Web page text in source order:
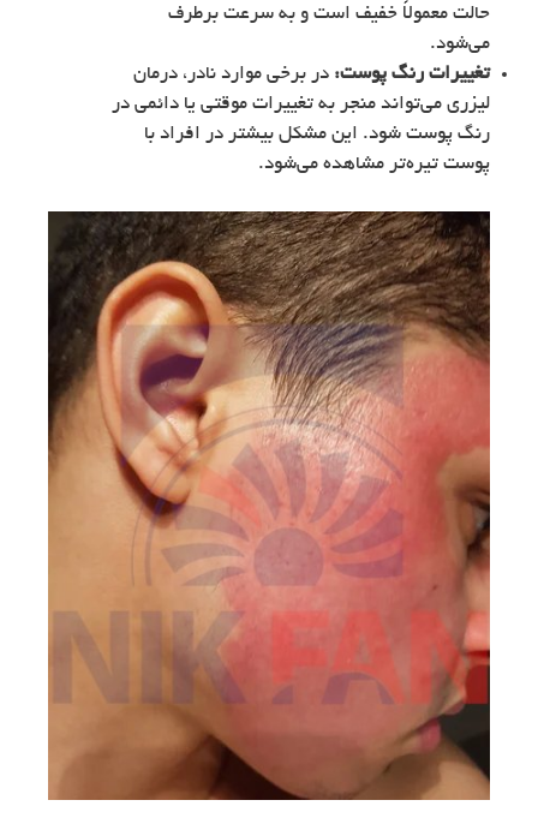
حالت معمولاً خفیف است و به سرعت برطرف
می‌شود.
تغییرات رنگ پوست: در برخی موارد نادر، درمان
لیزری می‌تواند منجر به تغییرات موقتی یا دائمی در
رنگ پوست شود. این مشکل بیشتر در افراد با
پوست تیره‌تر مشاهده می‌شود.